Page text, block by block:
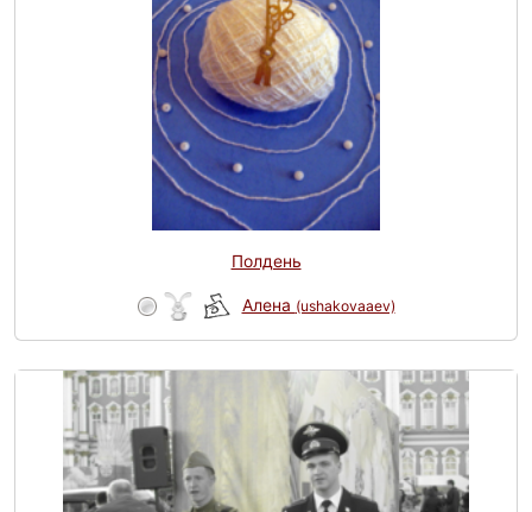
Полдень
Алена (ushakovaaev)